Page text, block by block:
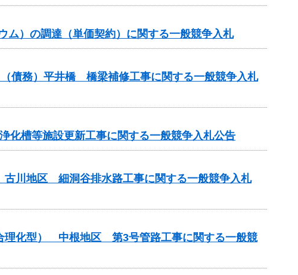
）の調達（単価契約）に関する一般競争入札
債務）平井橋 橋梁補修工事に関する一般競争入札
槽等施設更新工事に関する一般競争入札公告
川地区 細洞谷排水路工事に関する一般競争入札
理化型） 中根地区 第3号管路工事に関する一般競